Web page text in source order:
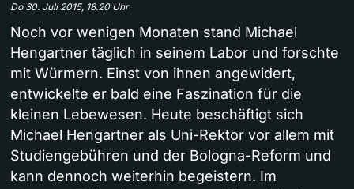
Do 30. Juli 2015, 18.20 Uhr
Noch vor wenigen Monaten stand Michael
Hengartner täglich in seinem Labor und forschte
mit Würmern. Einst von ihnen angewidert,
entwickelte er bald eine Faszination für die
kleinen Lebewesen. Heute beschäftigt sich
Michael Hengartner als Uni-Rektor vor allem mit
Studiengebühren und der Bologna-Reform und
kann dennoch weiterhin begeistern. Im